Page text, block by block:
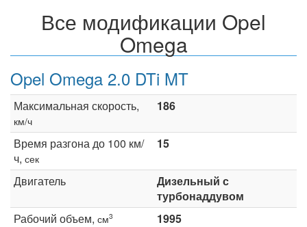
Все модификации Opel
Omega
Opel Omega 2.0 DTi MT
Максимальная скорость,
км/ч
186
Время разгона до 100 км/
ч, сек
15
Двигатель
Дизельный с
турбонаддувом
Рабочий объем, см3
1995